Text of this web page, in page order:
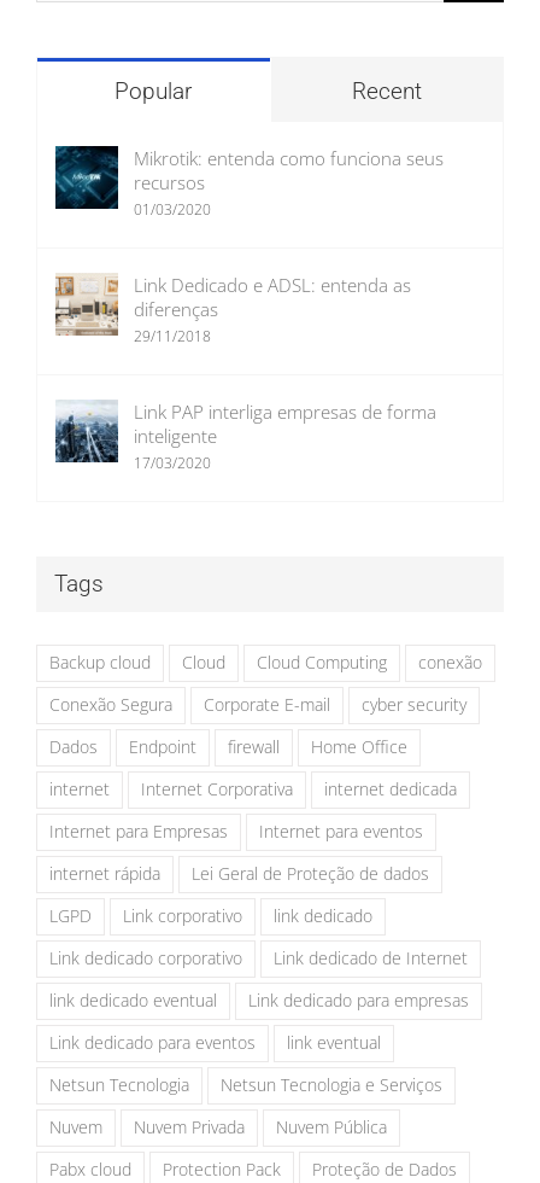
Popular Recent
Mikrotik: entenda como funciona seus
recursos
01/03/2020
Link Dedicado e ADSL: entenda as
diferenças
29/11/2018
Link PAP interliga empresas de forma
inteligente
17/03/2020
Tags
Backup cloud Cloud Cloud Computing
conexão
Conexão Segura
Corporate E-mail
cyber security
Dados
Endpoint firewall
Home Office
internet
Internet Corporativa
internet dedicada
Internet para Empresas
Internet para eventos
internet rápida
Lei Geral de Proteção de dados
LGPD
Link corporativo
link dedicado
Link dedicado corporativo
Link dedicado de Internet
link dedicado eventual
Link dedicado para empresas
Link dedicado para eventos
link eventual
Netsun Tecnologia
Netsun Tecnologia e Serviços
Nuvem
Nuvem Privada
Nuvem Pública
Pabx cloud
Protection Pack
Proteção de Dados